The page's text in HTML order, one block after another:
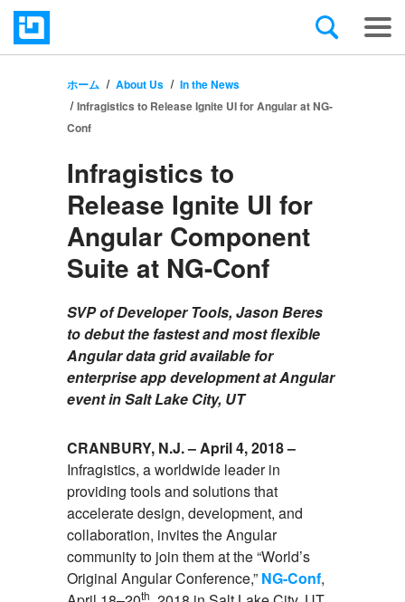
ホーム About Us
In the News
Infragistics to Release Ignite UI for Angular at NG-
Conf
Infragistics to
Release Ignite UI for
Angular Component
Suite at NG-Conf
SVP of Developer Tools, Jason Beres
to debut the fastest and most flexible
Angular data grid available for
enterprise app development at Angular
event in Salt Lake City, UT
CRANBURY, N.J. – April 4, 2018 –
Infragistics, a worldwide leader in
providing tools and solutions that
accelerate design, development, and
collaboration, invites the Angular
community to join them at the “World’s
Original Angular Conference,” NG-Conf,
th